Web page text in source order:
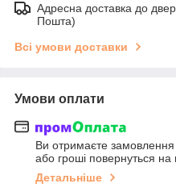
Адресна доставка до
Пошта)
Всі умови доставки
Умови оплати
Ви отримаєте замовлення
або гроші повернуться на
Детальніше